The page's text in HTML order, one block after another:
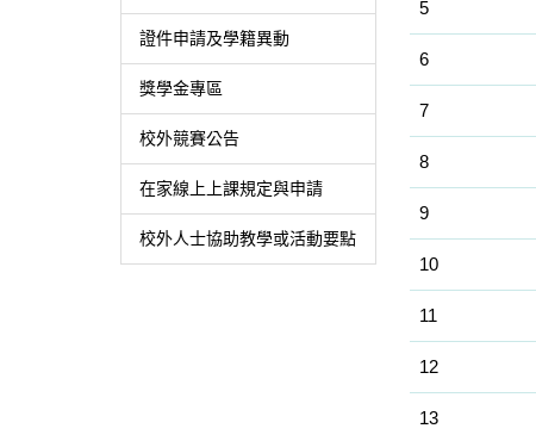
證件申請及學籍異動
獎學金專區
校外競賽公告
在家線上上課規定與申請
校外人士協助教學或活動要點
5
6
7
8
9
10
11
12
13